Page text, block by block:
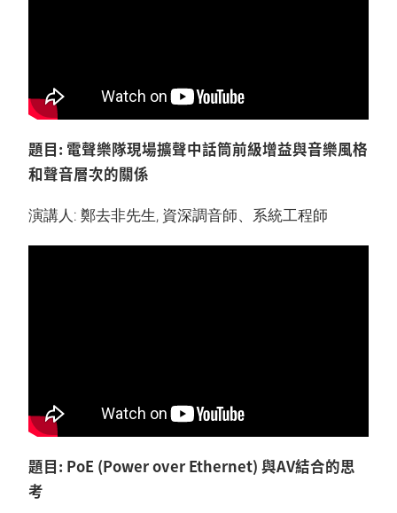
題目: 電聲樂隊現場擴聲中話筒前級增益與音樂風格
和聲音層次的關係
演講人: 鄭去非先生, 資深調音師、系統工程師
題目: PoE (Power over Ethernet) 與AV結合的思
考